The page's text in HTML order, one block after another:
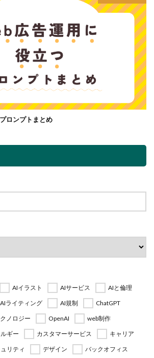
ロンプトまとめ
AIイラスト AIサービス
AIと倫理
AIライティング AI規制
ChatGPT
ノロジー OpenAI
web制作
ギー カスタマーサービス
キャリア
リティ デザイン バックオフィス